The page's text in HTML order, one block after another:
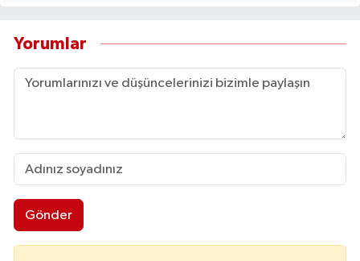
Yorumlar
Gönder